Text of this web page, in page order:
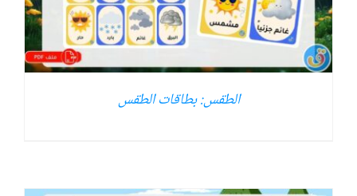
الطقس: بطاقات الطقس